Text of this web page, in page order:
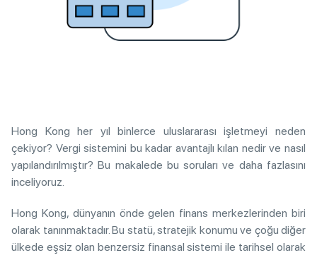
Hong Kong her yıl binlerce uluslararası işletmeyi neden
çekiyor? Vergi sistemini bu kadar avantajlı kılan nedir ve nasıl
yapılandırılmıştır? Bu makalede bu soruları ve daha fazlasını
inceliyoruz.
Hong Kong, dünyanın önde gelen finans merkezlerinden biri
olarak tanınmaktadır. Bu statü, stratejik konumu ve çoğu diğer
ülkede eşsiz olan benzersiz finansal sistemi ile tarihsel olarak